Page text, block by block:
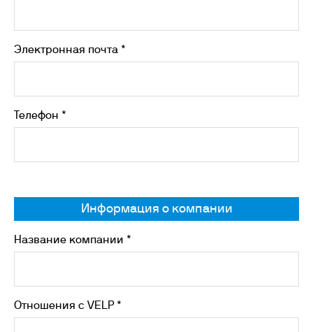
Электронная почта *
Телефон *
Информация о компании
Название компании *
Отношения с VELP *